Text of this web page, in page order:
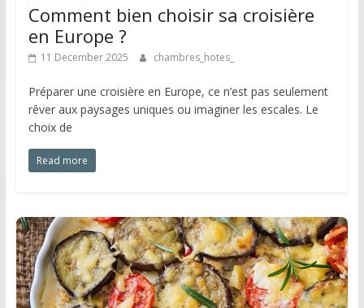
Comment bien choisir sa croisière
en Europe ?
11 December 2025 chambres_hotes_
Préparer une croisière en Europe, ce n’est pas seulement
rêver aux paysages uniques ou imaginer les escales. Le
choix de
Read more